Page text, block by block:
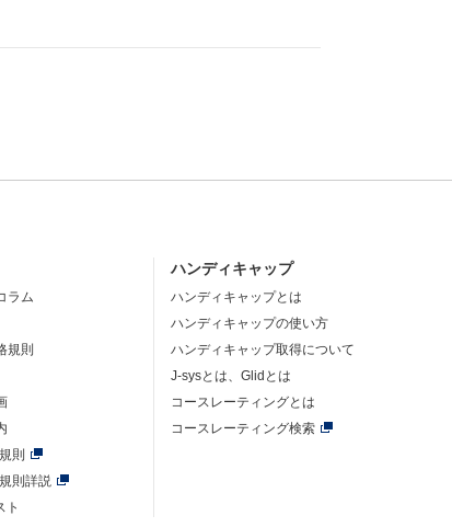
ラム
規則
則
則詳説
ト
ハンディキャップ
ハンディキャップとは
ハンディキャップの使い方
ハンディキャップ取得について
J-sysとは、Glidとは
コースレーティングとは
コースレーティング検索